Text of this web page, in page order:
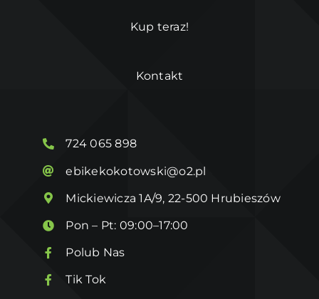
Kup teraz!
Kontakt
724 065 898
ebikekokotowski@o2.pl
Mickiewicza 1A/9, 22-500 Hrubieszów
Pon – Pt: 09:00–17:00
Polub Nas
Tik Tok